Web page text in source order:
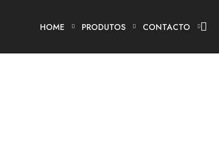
HOME PRODUTOS CONTACTO